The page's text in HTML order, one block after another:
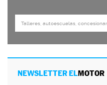
NEWSLETTER ELMOTOR